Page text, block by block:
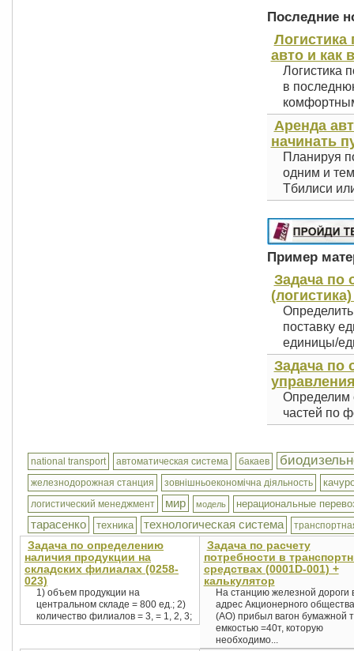
Последние
Логистика
авто и как
Логистика
в
Аренда
начинать
Планируя
одним и
Тбилиси
Пример
Задача по
поставку
единицы/
Задача по
Определим
частей по
national transport автоматическая система бакаев
железнодорожная станция зовнішньоекономічна діяльность
логистический менеджмент мир модель нерациональные
тарасенко техника технологическая система
Задача по определению
наличия продукции на
складских филиалах (0258-
023)
1) объем продукции на
центральном складе = 800 ед.; 2)
количество филиалов = 3, = 1, 2, 3;
Задача по расчету
потребности в
средствах (0001D-001) +
калькулятор
На станцию железной дороги
адрес Акционерного общества
(АО) прибыл вагон бумажной
емкостью =40т, которую
необходимо...